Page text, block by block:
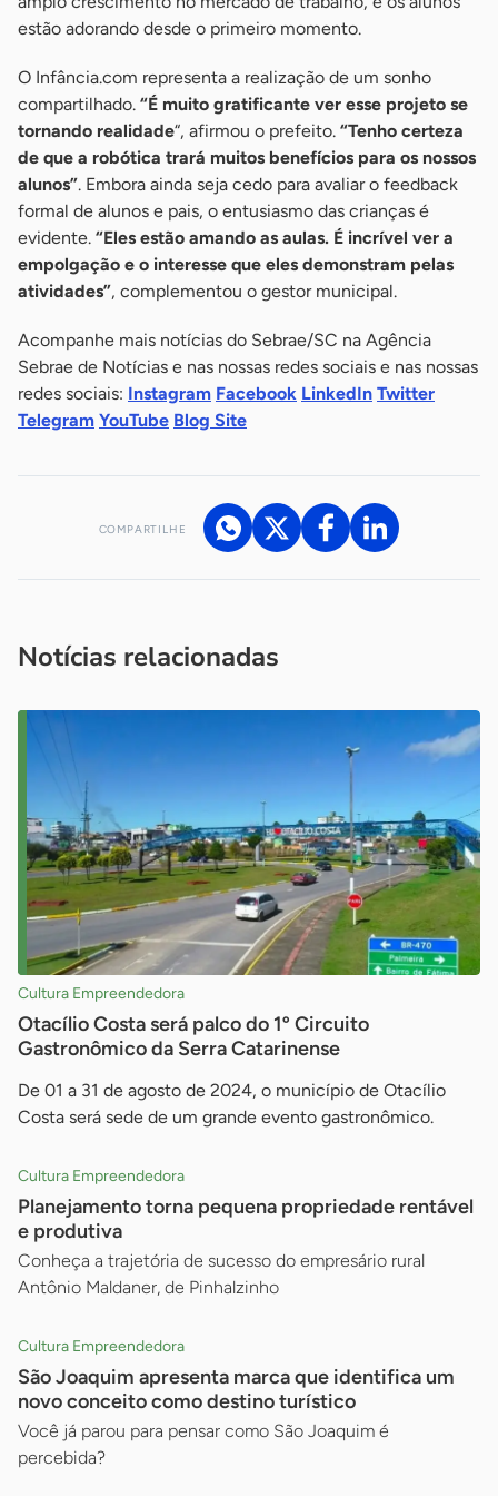
estão adorando desde o primeiro momento.
O Infância.com representa a realização de um sonho
compartilhado. “É muito gratificante ver esse projeto se
tornando realidade“, afirmou o prefeito. “Tenho certeza
de que a robótica trará muitos benefícios para os nossos
alunos”. Embora ainda seja cedo para avaliar o feedback
formal de alunos e pais, o entusiasmo das crianças é
evidente. “Eles estão amando as aulas. É incrível ver a
empolgação e o interesse que eles demonstram pelas
atividades”, complementou o gestor municipal.
Acompanhe mais notícias do Sebrae/SC na Agência
Sebrae de Notícias e nas nossas redes sociais e nas nossas
redes sociais: Instagram Facebook LinkedIn Twitter
Telegram YouTube Blog Site
COMPARTILHE
Notícias relacionadas
Cultura Empreendedora
Otacílio Costa será palco do 1º Circuito
Gastronômico da Serra Catarinense
De 01 a 31 de agosto de 2024, o município de Otacílio
Costa será sede de um grande evento gastronômico.
Cultura Empreendedora
Planejamento torna pequena propriedade rentável
e produtiva
Conheça a trajetória de sucesso do empresário rural
Antônio Maldaner, de Pinhalzinho
Cultura Empreendedora
São Joaquim apresenta marca que identifica um
novo conceito como destino turístico
Você já parou para pensar como São Joaquim é
percebida?